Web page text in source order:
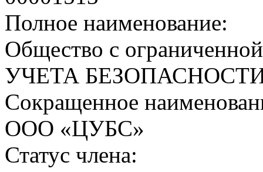
Полное наименование:
Общество с
УЧЕТА
Сокращенное
ООО «ЦУБС»
Статус члена: